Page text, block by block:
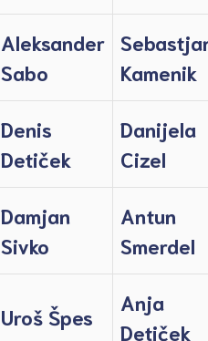
Aleksander
Sabo
Kamenik
Denis
Detiček
Danijela
Cizel
Damjan
Sivko
Antun
Smerdel
Uroš Špes
Anja
Detiček